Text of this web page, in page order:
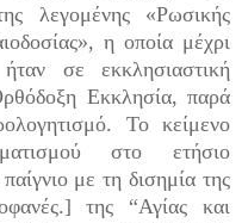
λεγομένης «Ρωσικής
η οποία μέχρι
σε εκκλησιαστική
Εκκλησία, παρά
Το κείμενο
στο ετήσιο
με τη δισημία της
της “Αγίας και